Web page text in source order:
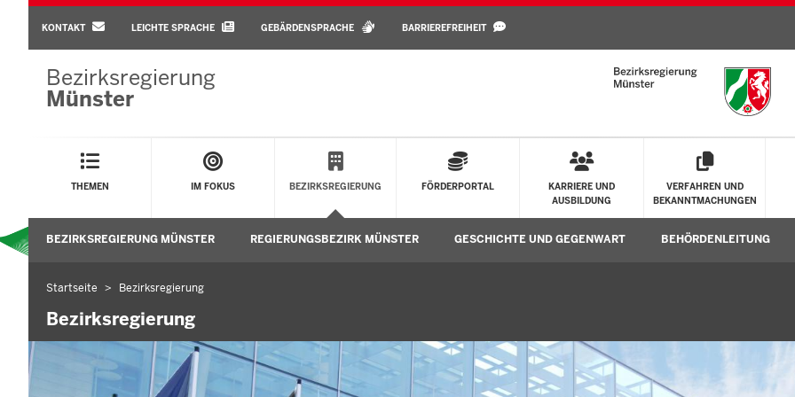
SPRACHEN
KONTAKT LEICHTE SPRACHE GEBÄRDENSPRACHE BARRIEREFREIHEIT
Bezirksregierung
Münster
THEMEN IM FOKUS BEZIRKSREGIERUNG FÖRDERPORTAL
KARRIERE UND
AUSBILDUNG
VERFAHREN UND
BEKANNTMACHUNGEN
BEZIRKSREGIERUNG MÜNSTER REGIERUNGSBEZIRK MÜNSTER GESCHICHTE UND GEGENWART BEHÖRDENLEITUNG
Sie
befinden
Startseite Bezirksregierung
Bezirksregierung